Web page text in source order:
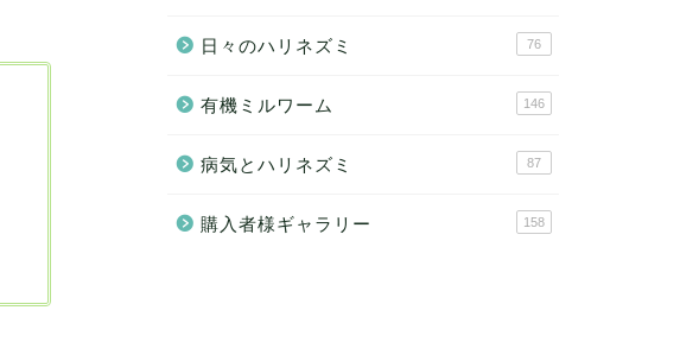
日々のハリネズミ 76
有機ミルワーム 146
病気とハリネズミ 87
購入者様ギャラリー 158